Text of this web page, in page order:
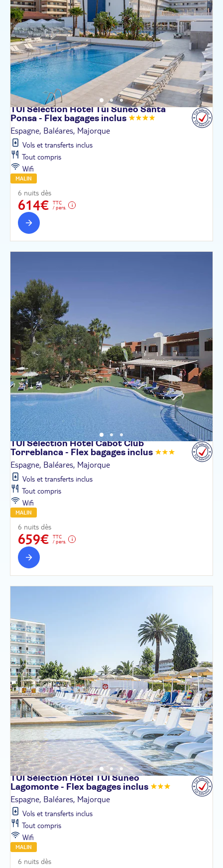
TUI Sélection Hôtel Tui Suneo Santa
Ponsa - Flex bagages inclus
Espagne, Baléares, Majorque
Vols et transferts inclus
Tout compris
Wifi
MALIN
6 nuits dès
614€
TTC
/ pers.
TUI Sélection Hôtel Cabot Club
Torreblanca - Flex bagages inclus
Espagne, Baléares, Majorque
Vols et transferts inclus
Tout compris
Wifi
MALIN
6 nuits dès
659€
TTC
/ pers.
TUI Sélection Hôtel TUI Suneo
Lagomonte - Flex bagages inclus
Espagne, Baléares, Majorque
Vols et transferts inclus
Tout compris
Wifi
MALIN
6 nuits dès